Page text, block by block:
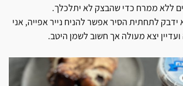
ללא ממרח כדי שהבצק לא יתלכלך.
לתחתית הסיר אפשר להניח נייר אפייה, אני
ועדיין יצא מעולה אך חשוב לשמן היטב.